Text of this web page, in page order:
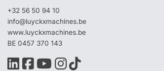
+32 56 50 94 10
info@luyckxmachines.be
www.luyckxmachines.be
BE 0457 370 143